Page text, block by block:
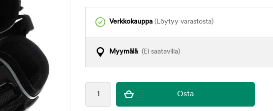
Verkkokauppa (Löytyy varastosta)
Myymälä (Ei saatavilla)